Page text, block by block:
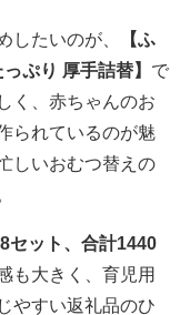
したいのが、
【ふ
ぷり 厚手詰替】 で
く、赤ちゃんのお
られているのが魅
しいおむつ替えの
セット、合計1440
も大きく、育児用
やすい返礼品のひ